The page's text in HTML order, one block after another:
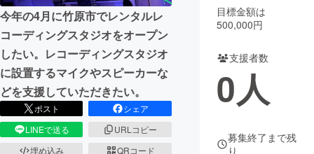
ビジネス・起業 チャレンジ
まちづくり・地域活性化
CAMPFIRE for Social Good CAMPFIRE Creation
CAMPFIREふるさと納税
今年の4月に竹原市でレンタルレ
コーディングスタジオをオープン
したい。レコーディングスタジオ
に設置するマイクやスピーカーな
どを支援していただきたい。
ポスト
シェア
LINEで送る
URLコピー
埋め込み
QRコード
目標金額は
500,000円
支援者数
0人
募集終了まで残
り